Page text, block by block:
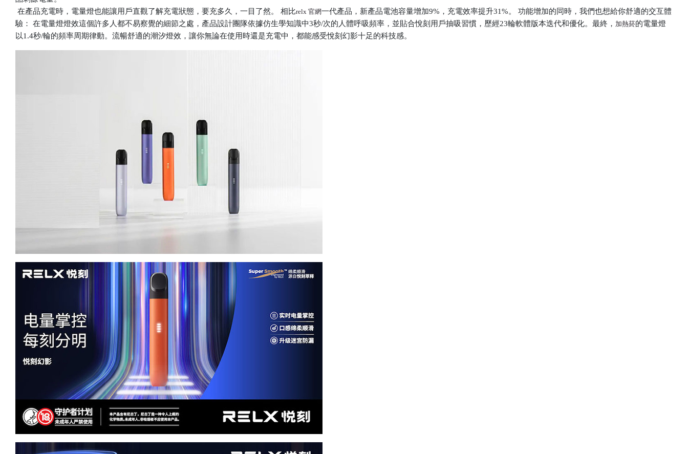
在產品充電時，電量燈也能讓用戶直觀了解充電狀態，要充多久，一目了然。 相比relx 官網一代產品，新產品電池容量增加9%，充電效率提升31%。 功能增加的同時，我們也想給你舒適的交互體
驗： 在電量燈燈效這個許多人都不易察覺的細節之處，產品設計團隊依據仿生學知識中3秒/次的人體呼吸頻率，並貼合悅刻用戶抽吸習慣，歷經23輪軟體版本迭代和優化。最終， 加熱菸的電量燈
以1.4秒/輪的頻率周期律動。流暢舒適的潮汐燈效，讓你無論在使用時還是充電中，都能感受悅刻幻影十足的科技感。